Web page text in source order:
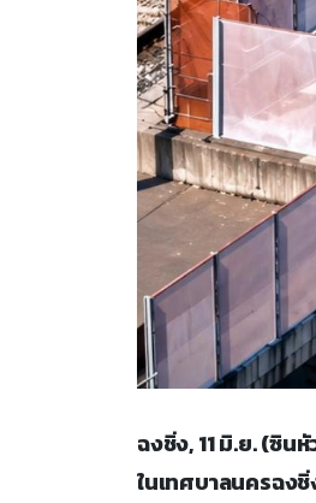
ฉงชิ่ง, 11 มิ.ย. (ซิ
ในเทศบาลนครฉง